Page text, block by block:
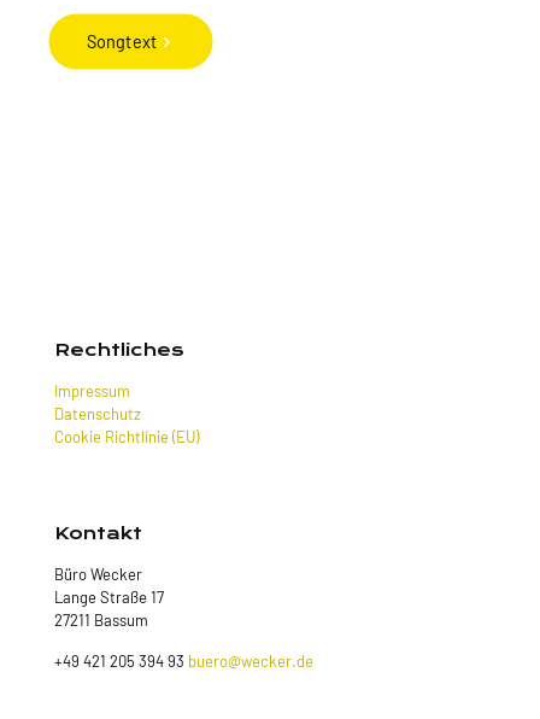
Songtext
Rechtliches
Impressum
Datenschutz
Cookie Richtlinie (EU)
Kontakt
Büro Wecker
Lange Straße 17
27211 Bassum
+49 421 205 394 93 buero@wecker.de